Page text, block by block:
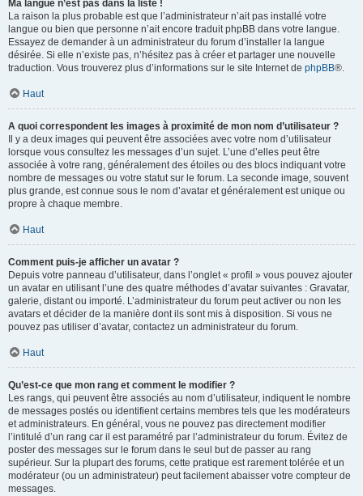
Ma langue n’est pas dans la liste !
La raison la plus probable est que l’administrateur n’ait pas installé votre
langue ou bien que personne n’ait encore traduit phpBB dans votre langue.
Essayez de demander à un administrateur du forum d’installer la langue
désirée. Si elle n’existe pas, n’hésitez pas à créer et partager une nouvelle
traduction. Vous trouverez plus d’informations sur le site Internet de phpBB®.
Haut
A quoi correspondent les images à proximité de mon nom d’utilisateur ?
Il y a deux images qui peuvent être associées avec votre nom d’utilisateur
lorsque vous consultez les messages d’un sujet. L’une d’elles peut être
associée à votre rang, généralement des étoiles ou des blocs indiquant votre
nombre de messages ou votre statut sur le forum. La seconde image, souvent
plus grande, est connue sous le nom d’avatar et généralement est unique ou
propre à chaque membre.
Haut
Comment puis-je afficher un avatar ?
Depuis votre panneau d’utilisateur, dans l’onglet « profil » vous pouvez ajouter
un avatar en utilisant l’une des quatre méthodes d’avatar suivantes : Gravatar,
galerie, distant ou importé. L’administrateur du forum peut activer ou non les
avatars et décider de la manière dont ils sont mis à disposition. Si vous ne
pouvez pas utiliser d’avatar, contactez un administrateur du forum.
Haut
Qu’est-ce que mon rang et comment le modifier ?
Les rangs, qui peuvent être associés au nom d’utilisateur, indiquent le nombre
de messages postés ou identifient certains membres tels que les modérateurs
et administrateurs. En général, vous ne pouvez pas directement modifier
l’intitulé d’un rang car il est paramétré par l’administrateur du forum. Évitez de
poster des messages sur le forum dans le seul but de passer au rang
supérieur. Sur la plupart des forums, cette pratique est rarement tolérée et un
modérateur (ou un administrateur) peut facilement abaisser votre compteur de
messages.